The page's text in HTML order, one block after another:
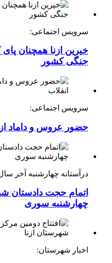
سرویس اجتماعی:
خیرین ازنا همچنان
جنگی کشور
سرویس اجتماعی:
حضور عروس و داماد
درآستانه چهارشنبه آخر
اتمام حجت دادستان
چهارشنبه ‌سوری
اخبار شهرستان: